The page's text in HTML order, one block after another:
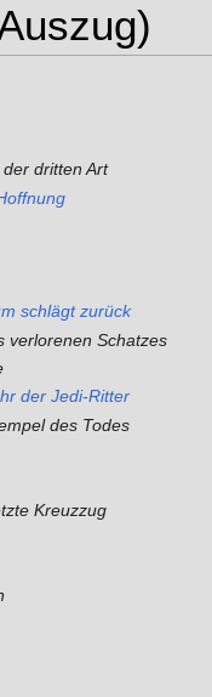
dritten Art
schlägt zurück
verlorenen Schatzes
der Jedi-Ritter
des Todes
Kreuzzug